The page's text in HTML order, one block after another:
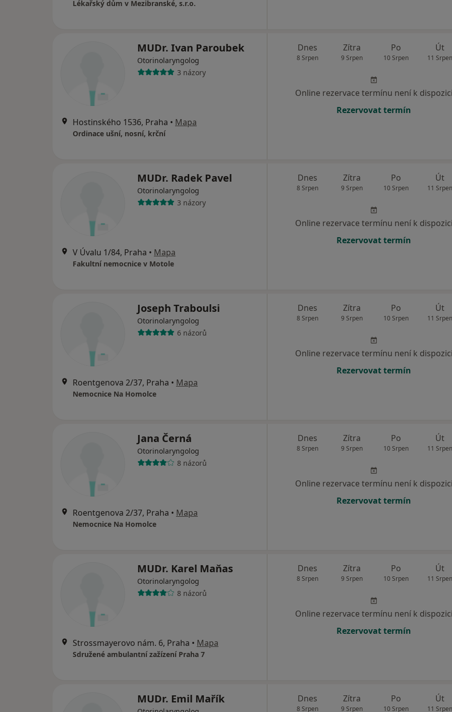
Lékařský dům v Mezibranské, s.r.o.
MUDr. Ivan Paroubek
Otorinolaryngolog
3 názory
Hostinského 1536, Praha • Mapa
Ordinace ušní, nosní, krční
Dnes
8 Srpen
Zítra
9 Srpen
Po
10 Srpen
Út
11 Srpen
Online rezervace termínu není k dispozici
Rezervovat termín
MUDr. Radek Pavel
Otorinolaryngolog
3 názory
V Úvalu 1/84, Praha • Mapa
Fakultní nemocnice v Motole
Dnes
8 Srpen
Zítra
9 Srpen
Po
10 Srpen
Út
11 Srpen
Online rezervace termínu není k dispozici
Rezervovat termín
Joseph Traboulsi
Otorinolaryngolog
6 názorů
Roentgenova 2/37, Praha • Mapa
Nemocnice Na Homolce
Dnes
8 Srpen
Zítra
9 Srpen
Po
10 Srpen
Út
11 Srpen
Online rezervace termínu není k dispozici
Rezervovat termín
Jana Černá
Otorinolaryngolog
8 názorů
Roentgenova 2/37, Praha • Mapa
Nemocnice Na Homolce
Dnes
8 Srpen
Zítra
9 Srpen
Po
10 Srpen
Út
11 Srpen
Online rezervace termínu není k dispozici
Rezervovat termín
MUDr. Karel Maňas
Otorinolaryngolog
8 názorů
Strossmayerovo nám. 6, Praha • Mapa
Sdružené ambulantní zažízení Praha 7
Dnes
8 Srpen
Zítra
9 Srpen
Po
10 Srpen
Út
11 Srpen
Online rezervace termínu není k dispozici
Rezervovat termín
MUDr. Emil Mařík Dnes
8 Srpen
Zítra
9 Srpen
Po
10 Srpen
Út
11 Srpen